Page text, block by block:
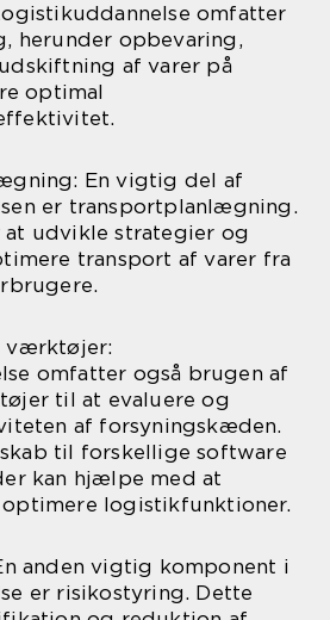
omfatter
herunder opbevaring,
af varer på
optimal
En vigtig del af
er transportplanlægning.
udvikle strategier og
transport af varer fra
værktøjer:
omfatter også brugen af
til at evaluere og
af forsyningskæden.
til forskellige software
kan hjælpe med at
logistikfunktioner.
anden vigtig komponent i
er risikostyring. Dette